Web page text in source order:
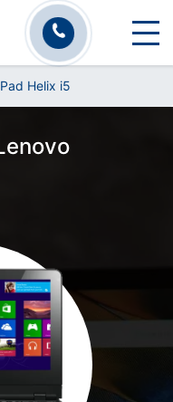
Helix i5